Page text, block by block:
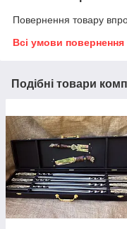
Повернення товару
Всі умови повернення
Подібні товари